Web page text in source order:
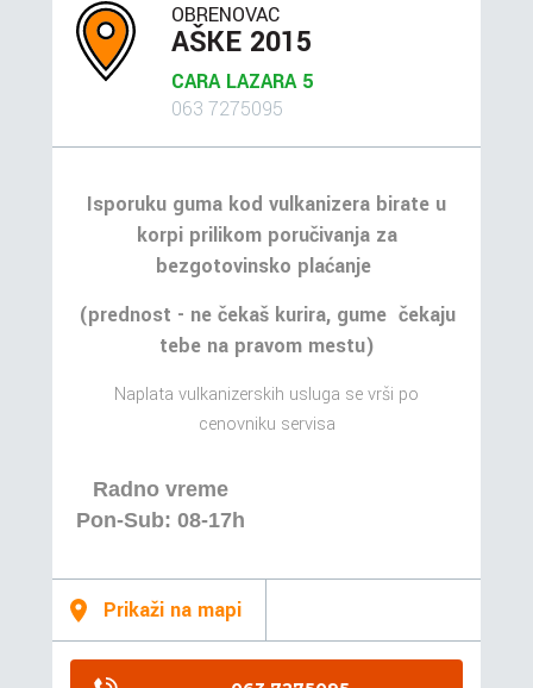
OBRENOVAC
AŠKE 2015
CARA LAZARA 5
063 7275095
Isporuku guma kod vulkanizera birate u
korpi prilikom poručivanja za
bezgotovinsko plaćanje
(prednost - ne čekaš kurira, gume čekaju
tebe na pravom mestu)
Naplata vulkanizerskih usluga se vrši po
cenovniku servisa
Radno vreme
Pon-Sub: 08-17h
Prikaži na mapi